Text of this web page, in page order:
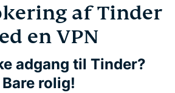
af Tinder
en VPN
adgang til Tinder?
Bare rolig!